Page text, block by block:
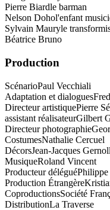
Pierre Biardle barman
Nelson Dohol'enfant
Sylvain Mauryle
Béatrice Bruno
Production
ScénarioPaul Vecchiali
Adaptation et dialogues
Directeur artistiquePierre
assistant réalisateurGilbert
Directeur photographie
CostumesNathalie Cercuel
DécorsJean-Jacques
MusiqueRoland Vincent
Producteur délégué
Production Étrangère
CoproductionsSociété
DistributionLa Traverse